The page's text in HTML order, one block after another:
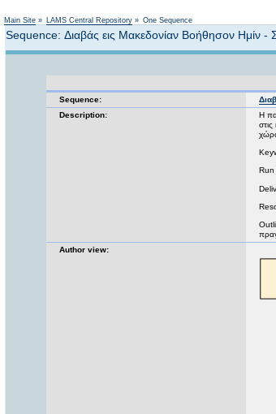
Main Site » LAMS Central Repository » One Sequence
Sequence: Διαβάς εις Μακεδονίαν Βοήθησον
Sequence:
Description:
Η
Run
Author view: